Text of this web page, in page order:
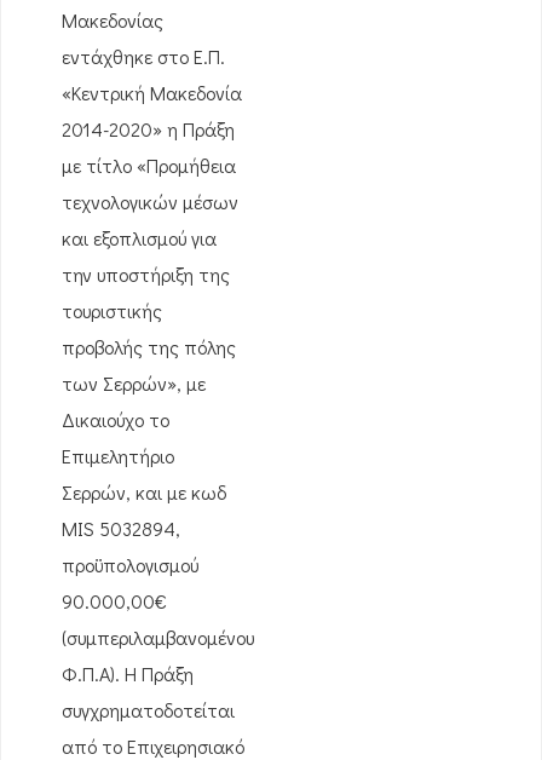
Μακεδονίας
εντάχθηκε στο Ε.Π.
«Κεντρική Μακεδονία
2014-2020» η Πράξη
με τίτλο «Προμήθεια
τεχνολογικών μέσων
και εξοπλισμού για
την υποστήριξη της
τουριστικής
προβολής της πόλης
των Σερρών», με
Δικαιούχο το
Επιμελητήριο
Σερρών, και με κωδ
MIS 5032894,
προϋπολογισμού
90.000,00€
(συμπεριλαμβανομένου
Φ.Π.Α). Η Πράξη
συγχρηματοδοτείται
από το Επιχειρησιακό